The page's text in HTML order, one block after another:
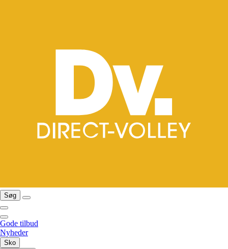
Søg
Gode tilbud
Nyheder
Sko